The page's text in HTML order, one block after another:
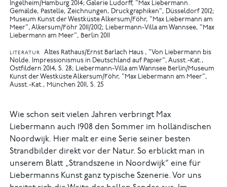
Ingelheim/Hamburg 2014 Galerie Ludorff, "Max Liebermann.
Gemälde, Pastelle, Zeichnungen, Druckgraphiken", Düsseldorf 2012
Museum Kunst der Westküste Alkersum/Föhr, "Max Liebermann am
Meer", Alkersum/Föhr 2011/2012
Liebermann-Villa am Wannsee, "Max
Liebermann am Meer", Berlin 2011
LITERATUR
Altes Rathaus/Ernst Barlach Haus , "Von Liebermann bis
Nolde. Impressionismus in Deutschland auf Papier", Ausst.-Kat.,
Ostfildern 2014, S. 28
Liebermann-Villa am Wannsee Berlin/Museum
Kunst der Westküste Alkersum/Föhr, "Max Liebermann am Meer",
Ausst.-Kat., München 2011, S. 25
Wie schon seit vielen Jahren verbringt Max
Liebermann auch 1908 den Sommer im holländischen
Noordwijk. Hier malt er eine Serie seiner besten
Strandbilder direkt vor der Natur. So erblickt man in
unserem Blatt „Strandszene in Noordwijk“ eine für
Liebermanns Kunst ganz typische Szenerie. Vor uns